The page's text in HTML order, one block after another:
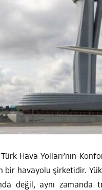
Hava Yolları’nın
bir havayolu şirketidir.
değil, aynı